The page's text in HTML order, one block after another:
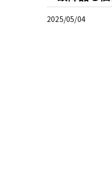
2025/05/04